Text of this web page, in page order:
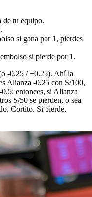
de tu equipo.
si gana por 1, pierdes
si pierde por 1.
-0.25 / +0.25). Ahí la
Alianza -0.25 con S/100,
entonces, si Alianza
S/50 se pierden, o sea
Cortito. Si pierde,